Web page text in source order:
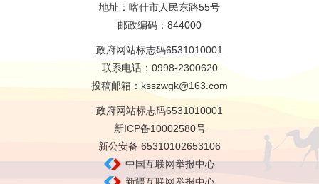
地址：喀什市人民东路55号
邮政编码：844000
政府网站标志码6531010001
联系电话：0998-2300620
投稿邮箱：ksszwgk@163.com
政府网站标志码6531010001
新ICP备10002580号
新公安备 65310102653106
中国互联网举报中心